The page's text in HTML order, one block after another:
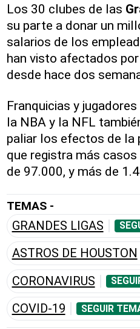
Los 30 clubes de las
su parte a donar un
salarios de los
han visto afectados
desde hace dos
Franquicias y
la NBA y la NFL
paliar los efectos de la
que registra más
de 97.000, y más de
TEMAS -
GRANDES LIGAS
ASTROS DE HOUSTON
CORONAVIRUS
COVID-19 SEGUIR